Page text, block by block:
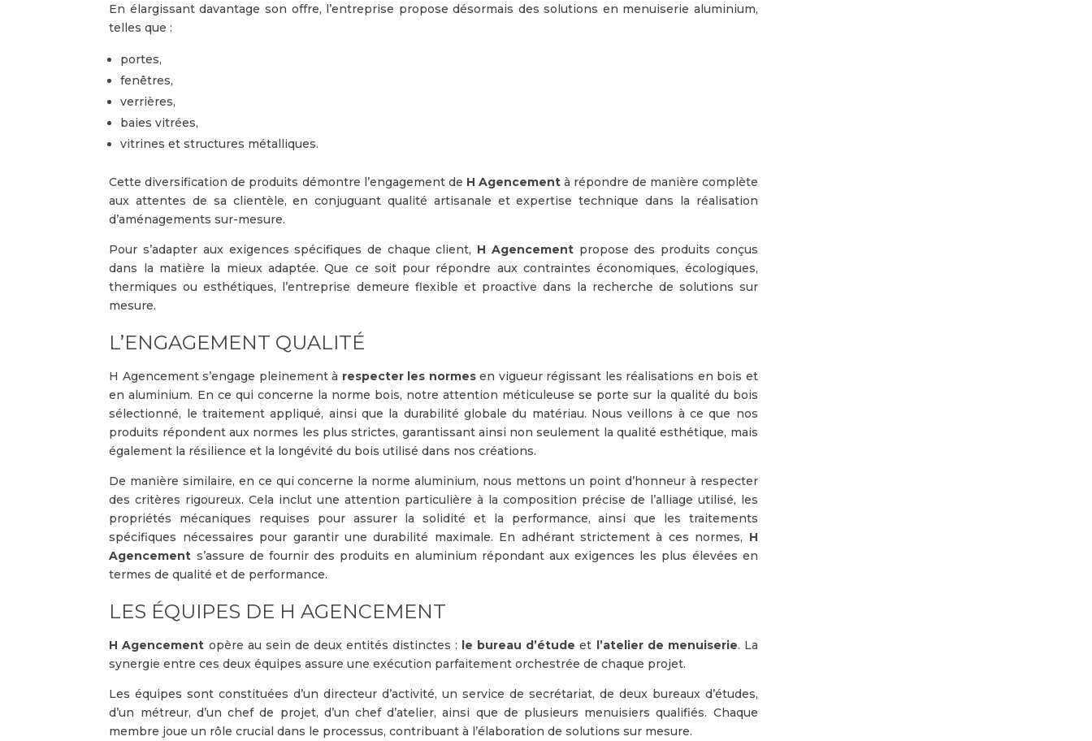
En élargissant davantage son offre, l’entreprise propose désormais des solutions en menuiserie aluminium,
telles que :
portes,
fenêtres,
verrières,
baies vitrées,
vitrines et structures métalliques.
Cette diversification de produits démontre l’engagement de H Agencementà répondre de manière complète
aux attentes de sa clientèle, en conjuguant qualité artisanale et expertise technique dans la réalisation
d’aménagements sur-mesure.
Pour s’adapter aux exigences spécifiques de chaque client, H Agencement propose des produits conçus
dans la matière la mieux adaptée. Que ce soit pour répondre aux contraintes économiques, écologiques,
thermiques ou esthétiques, l’entreprise demeure flexible et proactive dans la recherche de solutions sur
mesure.
L’ENGAGEMENT QUALITÉ
H Agencement s’engage pleinement à respecter les normesen vigueur régissant les réalisations en bois et
en aluminium. En ce qui concerne la norme bois, notre attention méticuleuse se porte sur la qualité du bois
sélectionné, le traitement appliqué, ainsi que la durabilité globale du matériau. Nous veillons à ce que nos
produits répondent aux normes les plus strictes, garantissant ainsi non seulement la qualité esthétique, mais
également la résilience et la longévité du bois utilisé dans nos créations.
De manière similaire, en ce qui concerne la norme aluminium, nous mettons un point d’honneur à respecter
des critères rigoureux. Cela inclut une attention particulière à la composition précise de l’alliage utilisé, les
propriétés mécaniques requises pour assurer la solidité et la performance, ainsi que les traitements
spécifiques nécessaires pour garantir une durabilité maximale. En adhérant strictement à ces normes, H
Agencement s’assure de fournir des produits en aluminium répondant aux exigences les plus élevées en
termes de qualité et de performance.
LES ÉQUIPES DE H AGENCEMENT
H Agencement opère au sein de deux entités distinctes : le bureau d’étude et l’atelier de menuiserie. La
synergie entre ces deux équipes assure une exécution parfaitement orchestrée de chaque projet.
Les équipes sont constituées d’un directeur d’activité, un service de secrétariat, de deux bureaux d’études,
d’un métreur, d’un chef de projet, d’un chef d’atelier, ainsi que de plusieurs menuisiers qualifiés. Chaque
membre joue un rôle crucial dans le processus, contribuant à l’élaboration de solutions sur mesure.